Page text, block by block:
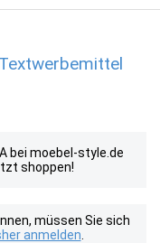
bei moebel-style.de
shoppen!
müssen Sie sich
anmelden